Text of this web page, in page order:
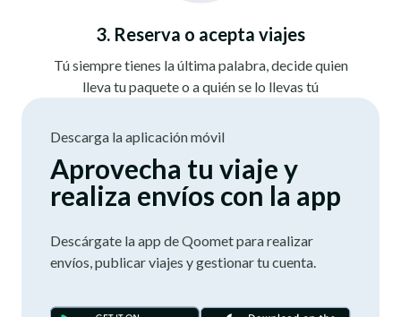
3. Reserva o acepta viajes
Tú siempre tienes la última palabra, decide quien
lleva tu paquete o a quién se lo llevas tú
Descarga la aplicación móvil
Aprovecha tu viaje y
realiza envíos con la app
Descárgate la app de Qoomet para realizar
envíos, publicar viajes y gestionar tu cuenta.